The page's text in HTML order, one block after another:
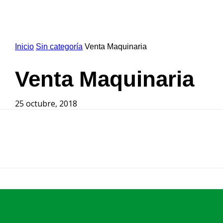
Inicio Sin categoría Venta Maquinaria
Venta Maquinaria
25 octubre, 2018